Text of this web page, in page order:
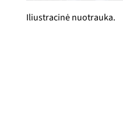
Iliustracinė nuotrauka.